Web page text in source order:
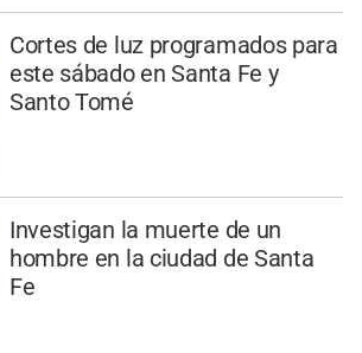
Cortes de luz programados para
este sábado en Santa Fe y
Santo Tomé
Investigan la muerte de un
hombre en la ciudad de Santa
Fe